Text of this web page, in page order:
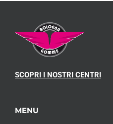
SCOPRI I NOSTRI CENTRI
MENU